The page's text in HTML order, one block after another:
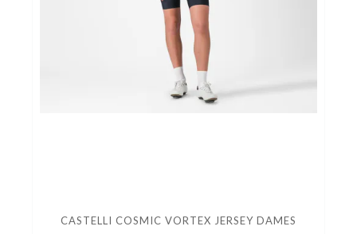
CASTELLI COSMIC VORTEX JERSEY DAMES